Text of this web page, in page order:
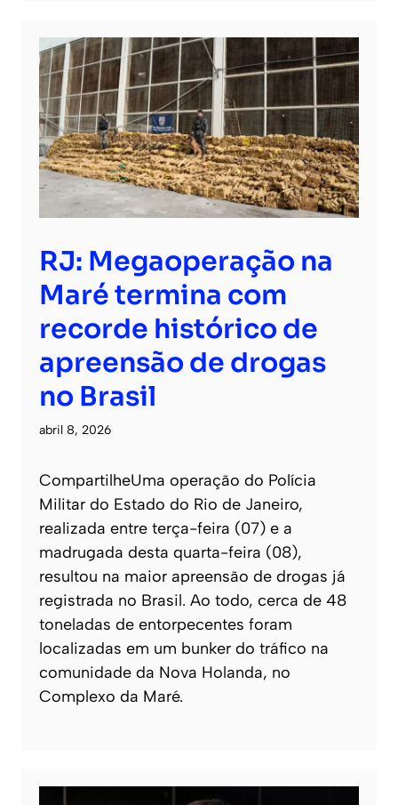
RJ: Megaoperação na
Maré termina com
recorde histórico de
apreensão de drogas
no Brasil
abril 8, 2026
CompartilheUma operação do Polícia
Militar do Estado do Rio de Janeiro,
realizada entre terça-feira (07) e a
madrugada desta quarta-feira (08),
resultou na maior apreensão de drogas já
registrada no Brasil. Ao todo, cerca de 48
toneladas de entorpecentes foram
localizadas em um bunker do tráfico na
comunidade da Nova Holanda, no
Complexo da Maré.